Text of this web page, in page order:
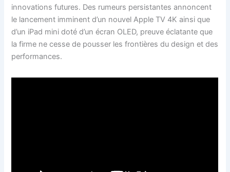
innovations futures. Des rumeurs persistantes annoncent
le lancement imminent d’un nouvel Apple TV 4K ainsi que
d’un iPad mini doté d’un écran OLED, preuve éclatante que
la firme ne cesse de pousser les frontières du design et des
performances.